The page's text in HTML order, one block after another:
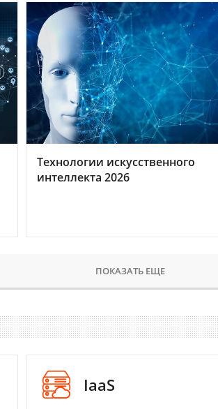
Технологии искусственного
интеллекта 2026
ПОКАЗАТЬ ЕЩЕ
IaaS